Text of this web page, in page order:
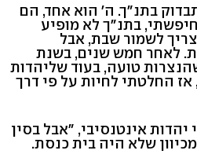
בתנ"ך. ה' הוא אחד, הם
בתנ"ך לא מופיע
לשמור שבת, אבל
לאחר חמש שנים, בשנת
שהנצרות טועה, בעוד שליהדות
החלטתי לחיות על פי דרך
יהדות אינטנסיבי, "אבל בסין
שלא היה בית כנסת.